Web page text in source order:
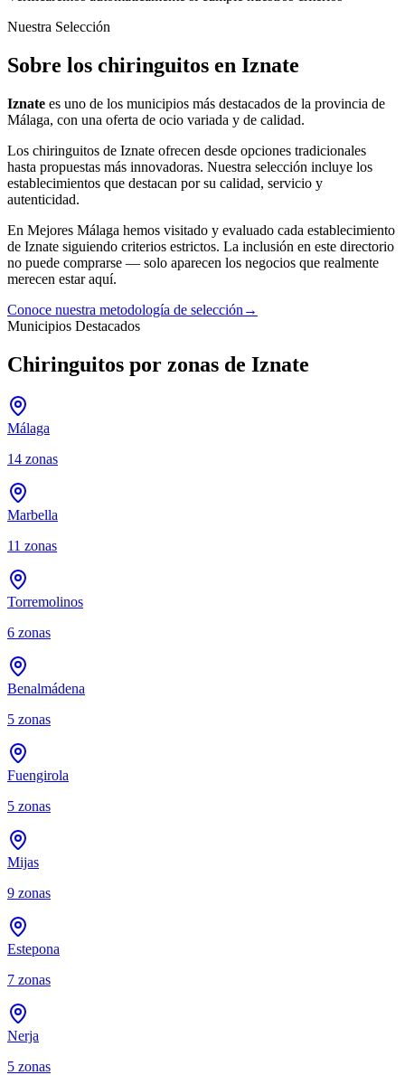
Nuestra Selección
Sobre los chiringuitos en Iznate
Iznate es uno de los municipios más destacados de la provincia de
Málaga, con una oferta de ocio variada y de calidad.
Los chiringuitos de Iznate ofrecen desde opciones tradicionales
hasta propuestas más innovadoras. Nuestra selección incluye los
establecimientos que destacan por su calidad, servicio y
autenticidad.
En Mejores Málaga hemos visitado y evaluado cada establecimiento
de Iznate siguiendo criterios estrictos. La inclusión en este directorio
no puede comprarse — solo aparecen los negocios que realmente
merecen estar aquí.
Conoce nuestra metodología de selección →
Municipios Destacados
Chiringuitos por zonas de Iznate
Málaga
14 zonas
Marbella
11 zonas
Torremolinos
6 zonas
Benalmádena
5 zonas
Fuengirola
5 zonas
Mijas
9 zonas
Estepona
7 zonas
Nerja
5 zonas